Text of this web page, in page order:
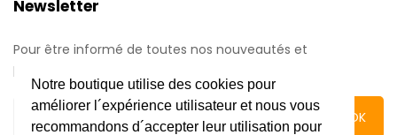
Notre boutique utilise des cookies pour
améliorer l´expérience utilisateur et nous vous
recommandons d´accepter leur utilisation pour
Newsletter
Pour être informé de toutes nos nouveautés et
promotions.